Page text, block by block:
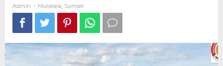
10
Tahun
Tenggelam
Admin - Muratara Sumsel